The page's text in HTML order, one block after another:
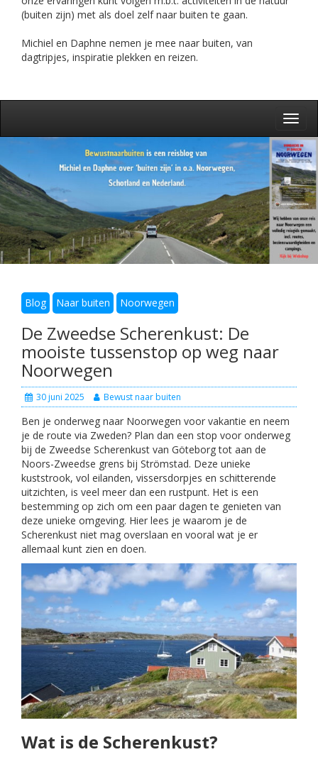
(buiten zijn) met als doel zelf naar buiten te gaan.
Michiel en Daphne nemen je mee naar buiten, van
dagtripjes, inspiratie plekken en reizen.
Blog Naar buiten Noorwegen
De Zweedse Scherenkust: De
mooiste tussenstop op weg naar
Noorwegen
30 juni 2025 Bewust naar buiten
Ben je onderweg naar Noorwegen voor vakantie en neem
je de route via Zweden? Plan dan een stop voor onderweg
bij de Zweedse Scherenkust van Göteborg tot aan de
Noors-Zweedse grens bij Strömstad. Deze unieke
kuststrook, vol eilanden, vissersdorpjes en schitterende
uitzichten, is veel meer dan een rustpunt. Het is een
bestemming op zich om een paar dagen te genieten van
deze unieke omgeving. Hier lees je waarom je de
Scherenkust niet mag overslaan en vooral wat je er
allemaal kunt zien en doen.
Wat is de Scherenkust?